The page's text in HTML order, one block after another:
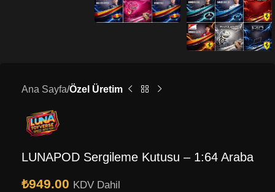
Ana Sayfa Özel Üretim
LUNAPOD Sergileme Kutusu – 1:64 Araba
₺949.00 KDV Dahil